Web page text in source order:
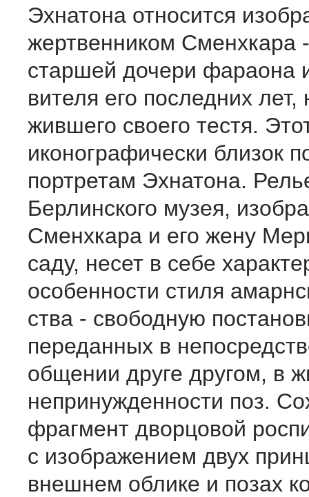
Эхнатона относится
жертвенником Сменхкара
старшей дочери фараона
вителя его последних
жившего своего тестя.
иконографически близок
портретам Эхнатона.
Берлинского музея,
Сменхкара и его жену
саду, несет в себе
особенности стиля
ства - свободную
переданных в
общении друге другом, в
непринужденности поз.
фрагмент дворцовой
с изображением двух
внешнем облике и позах